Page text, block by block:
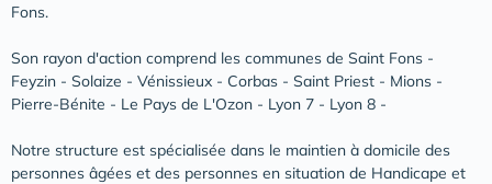
Fons.
Son rayon d'action comprend les communes de Saint Fons -
Feyzin - Solaize - Vénissieux - Corbas - Saint Priest - Mions -
Pierre-Bénite - Le Pays de L'Ozon - Lyon 7 - Lyon 8 -
Notre structure est spécialisée dans le maintien à domicile des
personnes âgées et des personnes en situation de Handicape et